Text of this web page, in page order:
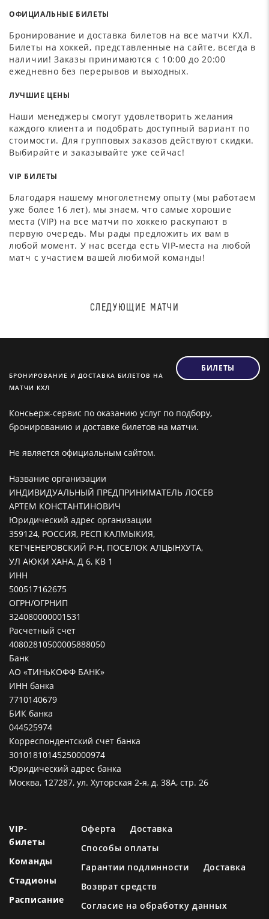
ОФИЦИАЛЬНЫЕ БИЛЕТЫ
Бронирование и доставка билетов на все матчи КХЛ.
Билеты на хоккей, представленные на сайте, всегда в
наличии! Заказы принимаются с 10:00 до 20:00
ежедневно без перерывов и выходных.
ЛУЧШИЕ ЦЕНЫ
Наши менеджеры смогут удовлетворить желания
каждого клиента и подобрать доступный вариант по
стоимости. Для групповых заказов действуют скидки.
Выбирайте и заказывайте уже сейчас!
VIP БИЛЕТЫ
Благодаря нашему многолетнему опыту (мы работаем
уже более 16 лет), мы знаем, что самые хорошие
места (VIP) на все матчи по хоккею раскупают в
первую очередь. Мы рады предложить их вам в
любой момент. У нас всегда есть VIP-места на любой
матч с участием вашей любимой команды!
СЛЕДУЮЩИЕ МАТЧИ
БРОНИРОВАНИЕ И ДОСТАВКА БИЛЕТОВ НА
МАТЧИ КХЛ
БИЛЕТЫ
Консьерж-сервис по оказанию услуг по подбору,
бронированию и доставке билетов на матчи.
Не является официальным сайтом.
Название организации
ИНДИВИДУАЛЬНЫЙ ПРЕДПРИНИМАТЕЛЬ ЛОСЕВ
АРТЕМ КОНСТАНТИНОВИЧ
Юридический адрес организации
359124, РОССИЯ, РЕСП КАЛМЫКИЯ,
КЕТЧЕНЕРОВСКИЙ Р-Н, ПОСЕЛОК АЛЦЫНХУТА,
УЛ АЮКИ ХАНА, Д 6, КВ 1
ИНН
500517162675
ОГРН/ОГРНИП
324080000001531
Расчетный счет
40802810500005888050
Банк
АО «ТИНЬКОФФ БАНК»
ИНН банка
7710140679
БИК банка
044525974
Корреспондентский счет банка
30101810145250000974
Юридический адрес банка
Москва, 127287, ул. Хуторская 2-я, д. 38А, стр. 26
VIP-
билеты
Команды
Стадионы
Расписание
Оферта
Доставка
Способы оплаты
Гарантии подлинности
Доставка
Возврат средств
Согласие на обработку данных